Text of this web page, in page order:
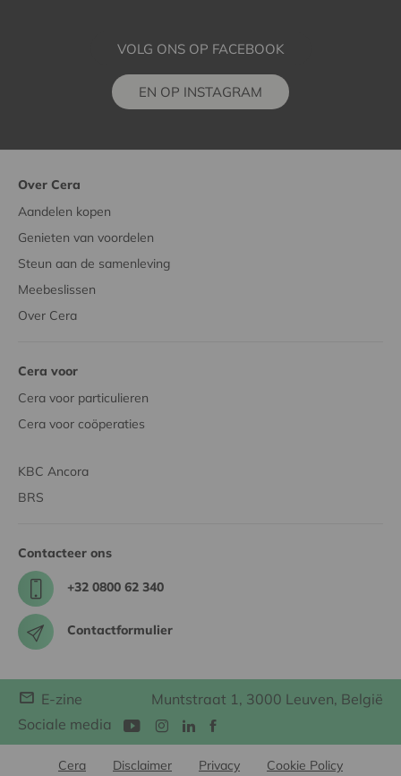
VOLG ONS OP FACEBOOK
EN OP INSTAGRAM
Over Cera
Aandelen kopen
Genieten van voordelen
Steun aan de samenleving
Meebeslissen
Over Cera
Cera voor
Cera voor particulieren
Cera voor coöperaties
KBC Ancora
BRS
Contacteer ons
+32 0800 62 340
Contactformulier
E-zine
Muntstraat 1, 3000 Leuven, België
Sociale media
Cera Disclaimer Privacy Cookie Policy